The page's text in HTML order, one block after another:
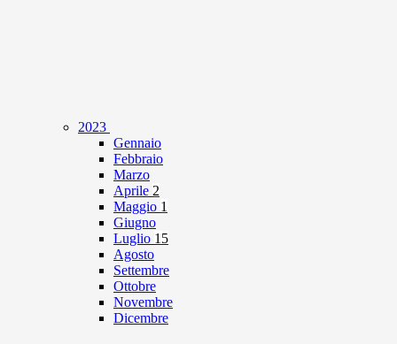
2023
Gennaio
Febbraio
Marzo
Aprile 2
Maggio 1
Giugno
Luglio 15
Agosto
Settembre
Ottobre
Novembre
Dicembre